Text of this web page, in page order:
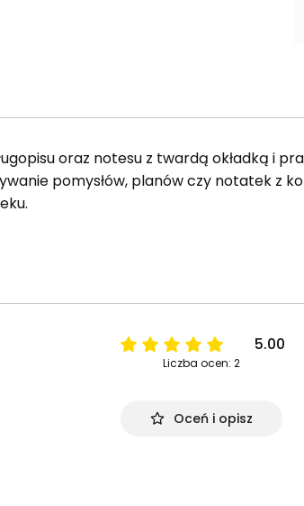
oraz notesu z twardą okładką i
pomysłów, planów czy notatek z
5.00
Liczba ocen: 2
Oceń i opisz